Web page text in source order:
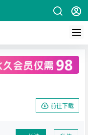
前往下载